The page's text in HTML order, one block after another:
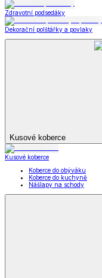
Zdravotní podsedáky
Dekorační polštářky a povlaky
Kusové koberce
Kusové koberce
Koberce do obýváku
Koberce do kuchyně
Nášlapy na schody